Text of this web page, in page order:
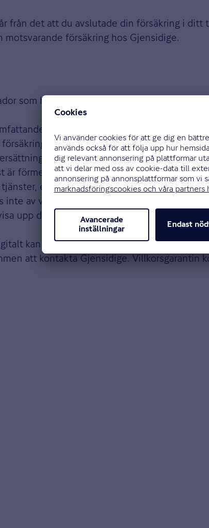
från det att du avslutade din försäkring i ditt
försäkring hos Gjensidige.
som hade ersatts enligt det villkor som
försäkring hos Gjensidige än vad
du valt bort.
avskrivningsregler och
är förmedlare av försäkringen och där
exempelvis rådgivning eller annan
av villkorsgarantin.
upp ditt försäkringsbrev och villkor från
kan regleringen av din skada komma att
att kontakta Gjensidige. Villkorsgarantin